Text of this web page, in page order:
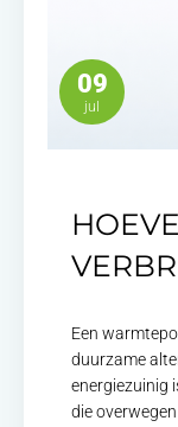
09
jul
Een
duurzame
energiezuinig
die